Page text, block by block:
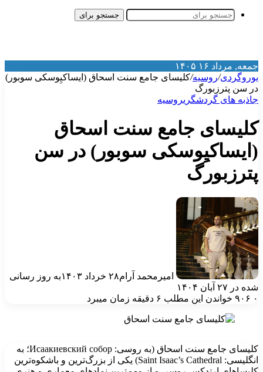
جستجو برای
مرداد ۱۶ ۱۴۰۵
/روسیه/کلیسای جامع سنت اسحاق (ایساکیِوسکی سوبور)
سن پترزبورگ
های گردشگریروسیه
جامع سنت اسحاق
سوبور) در سن
امیرمحمد آرام ۲۸ خرداد ۱۴۰۳
به روز رسانی
در ۲۷ آبان ۱۴۰۴
خواندن این مطلب ۶ دقیقه زمان میبرد
کلیسای جامع سنت اسحاق (به روسی: Исаакиевский собор؛ به
انگلیسی: Saint Isaac’s Cathedral) یکی از بزرگ‌ترین و باشکوه‌ترین